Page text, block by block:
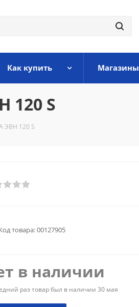
Как купить Магазины
120 S
ЭВН 120 S
товара: 00127905
в наличии
раз товар был в наличии 30 мая